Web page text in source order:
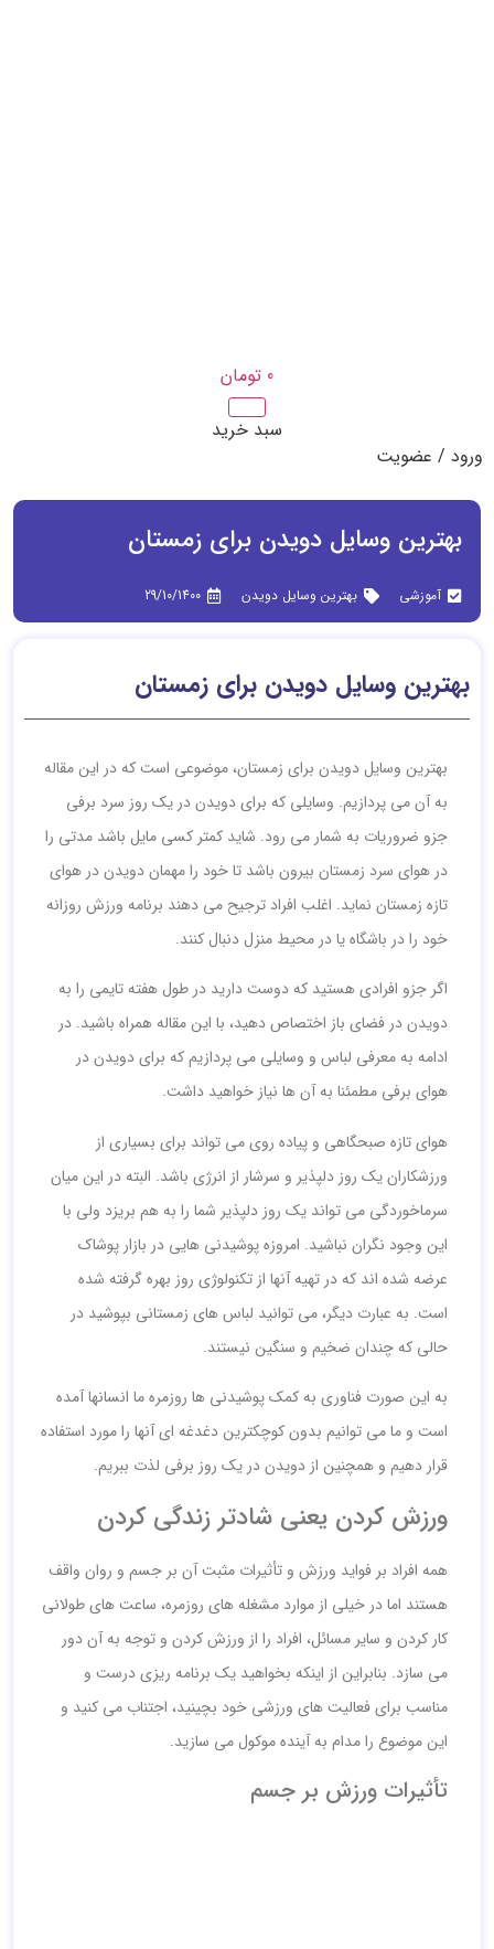
0 تومان
سبد خرید
ورود / عضویت
بهترین وسایل دویدن برای زمستان
آموزشی بهترین وسایل دویدن 29/10/1400
بهترین وسایل دویدن برای زمستان
بهترین وسایل دویدن برای زمستان، موضوعی است که در این مقاله
به آن می پردازیم. وسایلی که برای دویدن در یک روز سرد برفی
جزو ضروریات به شمار می رود. شاید کمتر کسی مایل باشد مدتی را
در هوای سرد زمستان بیرون باشد تا خود را مهمان دویدن در هوای
تازه زمستان نماید. اغلب افراد ترجیح می دهند برنامه ورزش روزانه
خود را در باشگاه یا در محیط منزل دنبال کنند.
اگر جزو افرادی هستید که دوست دارید در طول هفته تایمی را به
دویدن در فضای باز اختصاص دهید، با این مقاله همراه باشید. در
ادامه به معرفی لباس و وسایلی می پردازیم که برای دویدن در
هوای برفی مطمئنا به آن ها نیاز خواهید داشت.
هوای تازه صبحگاهی و پیاده روی می تواند برای بسیاری از
ورزشکاران یک روز دلپذیر و سرشار از انرژی باشد. البته در این میان
سرماخوردگی می تواند یک روز دلپذیر شما را به هم بریزد ولی با
این وجود نگران نباشید. امروزه پوشیدنی هایی در بازار پوشاک
عرضه شده اند که در تهیه آنها از تکنولوژی روز بهره گرفته شده
است. به عبارت دیگر، می توانید لباس های زمستانی بپوشید در
حالی که چندان ضخیم و سنگین نیستند.
به این صورت فناوری به کمک پوشیدنی ها روزمره ما انسانها آمده
است و ما می توانیم بدون کوچکترین دغدغه ای آنها را مورد استفاده
قرار دهیم و همچنین از دویدن در یک روز برفی لذت ببریم.
ورزش کردن یعنی شادتر زندگی کردن
همه افراد بر فواید ورزش و تأثیرات مثبت آن بر جسم و روان واقف
هستند اما در خیلی از موارد مشغله های روزمره، ساعت های طولانی
کار کردن و سایر مسائل، افراد را از ورزش کردن و توجه به آن دور
می سازد. بنابراین از اینکه بخواهید یک برنامه ریزی درست و
مناسب برای فعالیت های ورزشی خود بچینید، اجتناب می کنید و
این موضوع را مدام به آینده موکول می سازید.
تأثیرات ورزش بر جسم